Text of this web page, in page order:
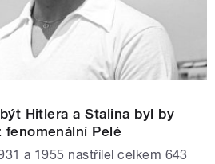
Hitlera a Stalina byl by
Pelé
a 1955 nastřílel celkem 643